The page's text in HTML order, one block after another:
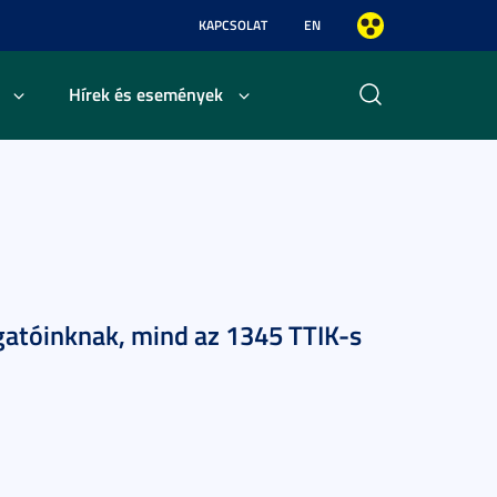
KAPCSOLAT EN
Hírek és események
mind az 1345 TTIK-s